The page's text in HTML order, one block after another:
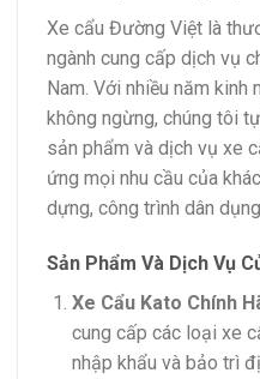
Xe cẩu Đường Việt là
ngành cung cấp dịch vụ
Nam. Với nhiều năm kinh
không ngừng, chúng tôi
sản phẩm và dịch vụ xe
ứng mọi nhu cầu của
dựng, công trình dân
Sản Phẩm Và Dịch Vụ
Xe Cẩu Kato Chính
cung cấp các loại xe
nhập khẩu và bảo trì